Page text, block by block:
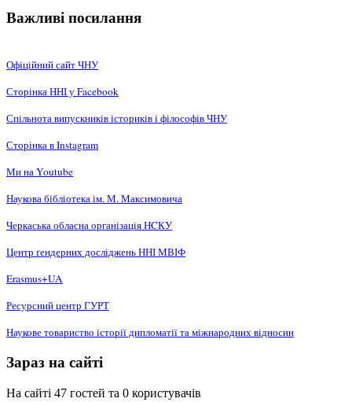
Важливі посилання
Офіційний сайт ЧНУ
Сторінка ННІ у Facebook
Спільнота випускників істориків і філософів ЧНУ
Сторінка в Instagram
Ми на Youtube
Наукова бібліотека ім. М. Максимовича
Черкаська обласна організація НCКУ
Центр ґендерних досліджень ННІ МВІФ
Erasmus+UA
Ресурсний центр ГУРТ
Наукове товариство історії дипломатії та міжнародних відносин
Зараз на сайті
На сайті 47 гостей та 0 користувачів